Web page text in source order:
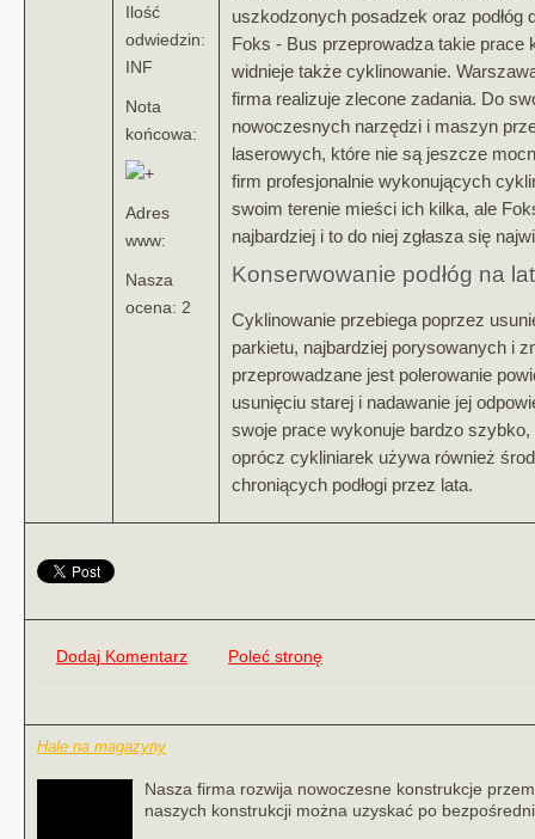
Ilość
odwiedzin:
INF
Nota
końcowa:
Adres
www:
Nasza
ocena: 2
uszkodzonych posadzek oraz podłóg
Foks - Bus przeprowadza takie prace
widnieje także cyklinowanie.
firma realizuje zlecone zadania. Do
nowoczesnych narzędzi i maszyn
laserowych, które nie są jeszcze
firm profesjonalnie wykonujących
swoim terenie mieści ich kilka, ale
najbardziej i to do niej zgłasza się
Konserwowanie podłóg na
Cyklinowanie przebiega poprzez
parkietu, najbardziej porysowanych i
przeprowadzane jest polerowanie
usunięciu starej i nadawanie jej
swoje prace wykonuje bardzo
oprócz cykliniarek używa również
chroniących podłogi przez lata.
Dodaj Komentarz Poleć stronę
Hale na magazyny
Nasza firma rozwija nowoczesne konstrukcje
naszych konstrukcji można uzyskać po